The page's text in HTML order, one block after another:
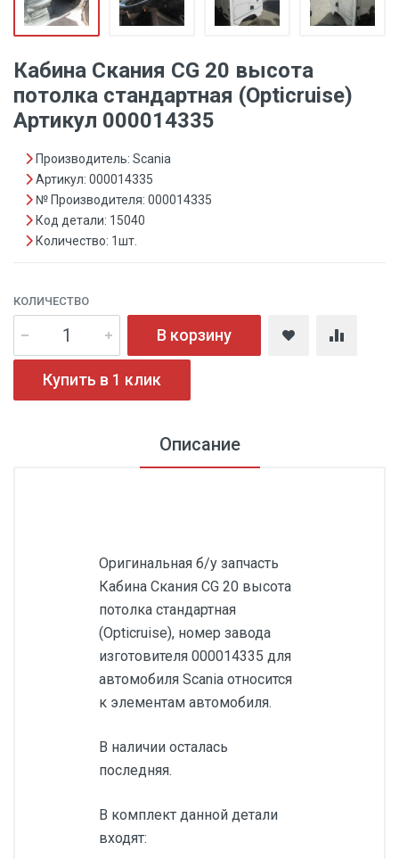
Кабина Скания CG 20 высота
потолка стандартная (Opticruise)
Артикул 000014335
Производитель: Scania
Артикул: 000014335
№ Производителя: 000014335
Код детали: 15040
Количество: 1шт.
КОЛИЧЕСТВО
В корзину
Купить в 1 клик
Описание
Оригинальная б/у запчасть
Кабина Скания CG 20 высота
потолка стандартная
(Opticruise), номер завода
изготовителя 000014335 для
автомобиля Scania относится
к элементам автомобиля.
В наличии осталась
последняя.
В комплект данной детали
входят: